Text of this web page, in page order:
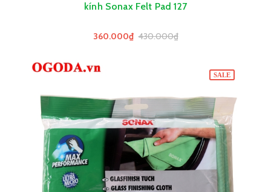
kính Sonax Felt Pad 127
360.000₫ 430.000₫
SALE